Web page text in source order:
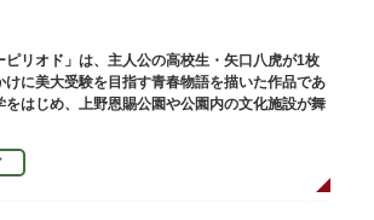
リオド」は、主人公の高校生・矢口八虎が1枚
に美大受験を目指す青春物語を描いた作品であ
をはじめ、上野恩賜公園や公園内の文化施設が舞
して、新たな観光スポット創出による誘客促進
図るため、こちらのマンホール蓋を設置しまし